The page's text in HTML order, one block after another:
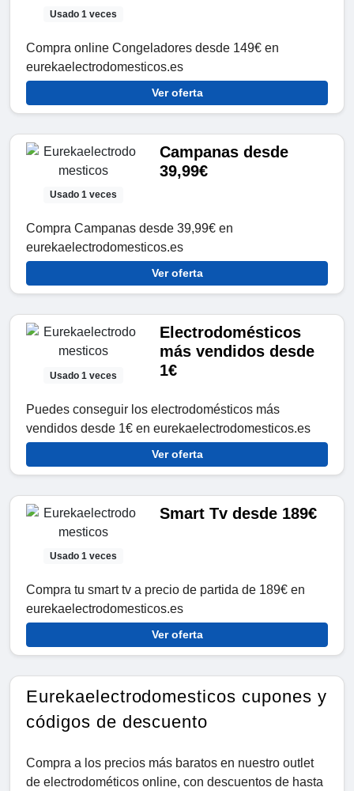
Usado 1 veces
Compra online Congeladores desde 149€ en
eurekaelectrodomesticos.es
Ver oferta
Usado 1 veces
Campanas desde
39,99€
Compra Campanas desde 39,99€ en
eurekaelectrodomesticos.es
Ver oferta
Usado 1 veces
Electrodomésticos
más vendidos desde
1€
Puedes conseguir los electrodomésticos más
vendidos desde 1€ en eurekaelectrodomesticos.es
Ver oferta
Usado 1 veces
Smart Tv desde 189€
Compra tu smart tv a precio de partida de 189€ en
eurekaelectrodomesticos.es
Ver oferta
Eurekaelectrodomesticos cupones y
códigos de descuento
Compra a los precios más baratos en nuestro outlet
de electrodométicos online, con descuentos de hasta